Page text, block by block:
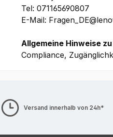
Tel: 071165690807
E-Mail:
Allgemeine Hinweise
Compliance,
Versand innerhalb von 24h*